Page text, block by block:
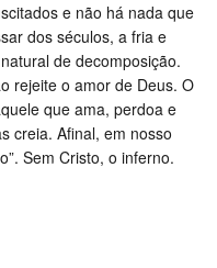
e não há nada que
dos séculos, a fria e
de decomposição.
rejeite o amor de Deus. O
que ama, perdoa e
creia. Afinal, em nosso
Sem Cristo, o inferno.